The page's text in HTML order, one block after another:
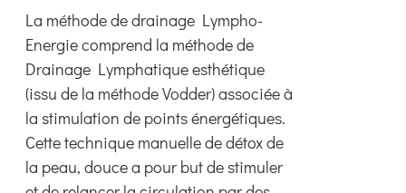
la
page
du
produit
La méthode de drainage Lympho-
Energie comprend la méthode de
Drainage Lymphatique esthétique
(issu de la méthode Vodder) associée à
la stimulation de points énergétiques.
Cette technique manuelle de détox de
la peau, douce a pour but de stimuler